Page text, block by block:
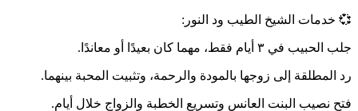
💞 خدمات الشيخ الطيب ود النور:
جلب الحبيب في ٣ أيام فقط، مهما كان بعيدًا أو معاندًا.
رد المطلقة إلى زوجها بالمودة والرحمة، وتثبيت المحبة بينهما.
فتح نصيب البنت العانس وتسريع الخطبة والزواج خلال أيام.